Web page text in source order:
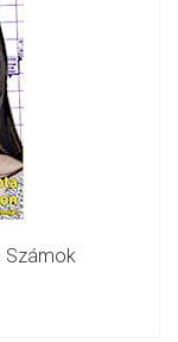
Számok